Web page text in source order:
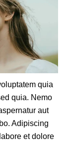
quia
quia. Nemo
aut
Adipiscing
et dolore